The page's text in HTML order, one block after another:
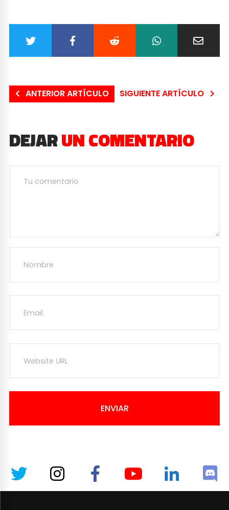
ANTERIOR ARTÍCULO SIGUIENTE ARTÍCULO
DEJARUN COMENTARIO
ENVIAR